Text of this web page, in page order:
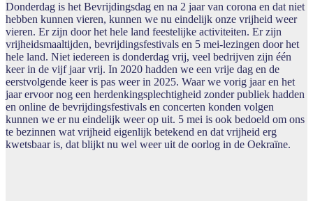
Donderdag is het Bevrijdingsdag en na 2 jaar van corona en dat niet
hebben kunnen vieren, kunnen we nu eindelijk onze vrijheid weer
vieren. Er zijn door het hele land feestelijke activiteiten. Er zijn
vrijheidsmaaltijden, bevrijdingsfestivals en 5 mei-lezingen door het
hele land. Niet iedereen is donderdag vrij, veel bedrijven zijn één
keer in de vijf jaar vrij. In 2020 hadden we een vrije dag en de
eerstvolgende keer is pas weer in 2025. Waar we vorig jaar en het
jaar ervoor nog een herdenkingsplechtigheid zonder publiek hadden
en online de bevrijdingsfestivals en concerten konden volgen
kunnen we er nu eindelijk weer op uit. 5 mei is ook bedoeld om ons
te bezinnen wat vrijheid eigenlijk betekend en dat vrijheid erg
kwetsbaar is, dat blijkt nu wel weer uit de oorlog in de Oekraïne.